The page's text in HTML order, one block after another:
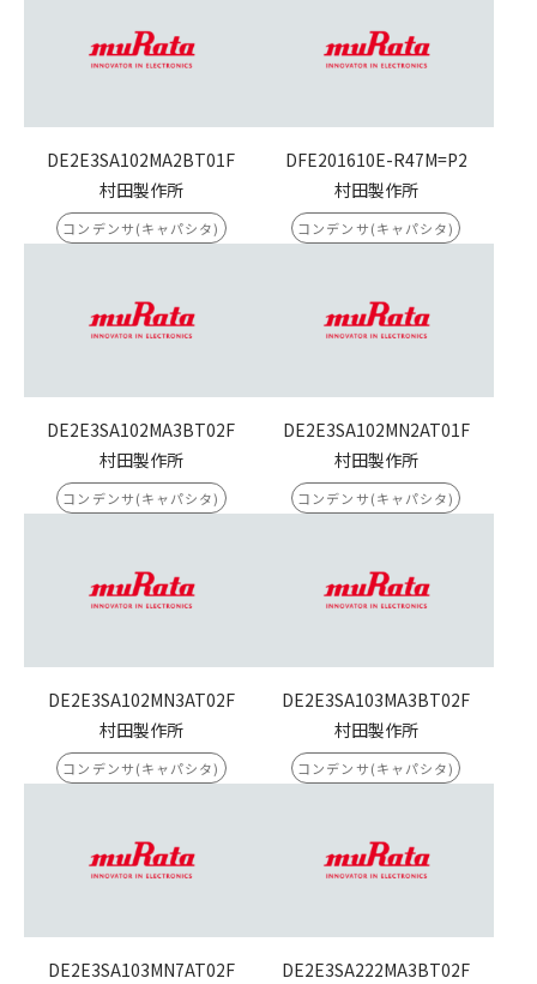
DE2E3SA102MA2BT01F
村田製作所
コンデンサ(キャパシタ)
DFE201610E-R47M=P2
村田製作所
コンデンサ(キャパシタ)
DE2E3SA102MA3BT02F
村田製作所
コンデンサ(キャパシタ)
DE2E3SA102MN2AT01F
村田製作所
コンデンサ(キャパシタ)
DE2E3SA102MN3AT02F
村田製作所
コンデンサ(キャパシタ)
DE2E3SA103MA3BT02F
村田製作所
コンデンサ(キャパシタ)
DE2E3SA103MN7AT02F
DE2E3SA222MA3BT02F